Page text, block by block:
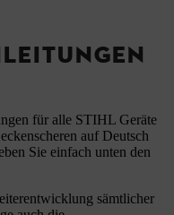
für alle STIHL Geräte
auf Deutsch
Sie einfach unten den
sämtlicher